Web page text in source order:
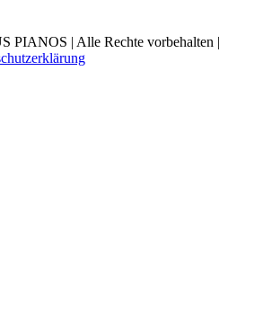
PIANOS | Alle Rechte vorbehalten |